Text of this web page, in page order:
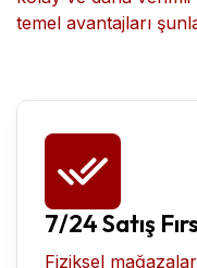
temel avantajları
7/24 Satış
Fiziksel